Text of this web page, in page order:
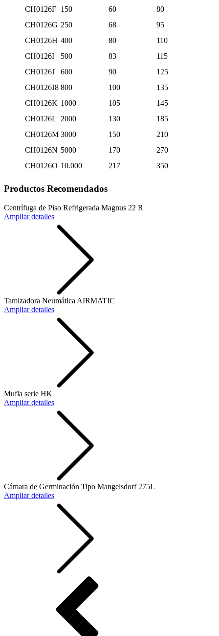
CH0126F 150 60
80
CH0126G 250 68
95
CH0126H 400 80
110
CH0126I
500 83
115
CH0126J
600 90
125
CH0126J8 800 100
135
CH0126K 1000 105
145
CH0126L 2000 130
185
CH0126M 3000 150
210
CH0126N 5000 170
270
CH0126O 10.000 217 350
Productos Recomendados
Centrífuga de Piso Refrigerada Magnus 22 R
Ampliar detalles
Tamizadora Neumática AIRMATIC
Ampliar detalles
Mufla serie HK
Ampliar detalles
Cámara de Germinación Tipo Mangelsdorf 275L
Ampliar detalles